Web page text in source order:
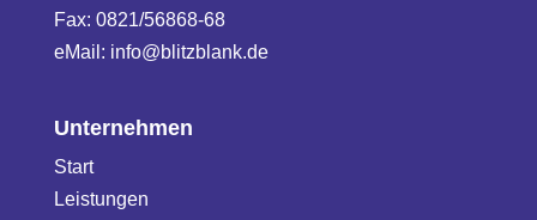
Fax: 0821/56868-68
eMail: info@blitzblank.de
Unternehmen
Start
Leistungen